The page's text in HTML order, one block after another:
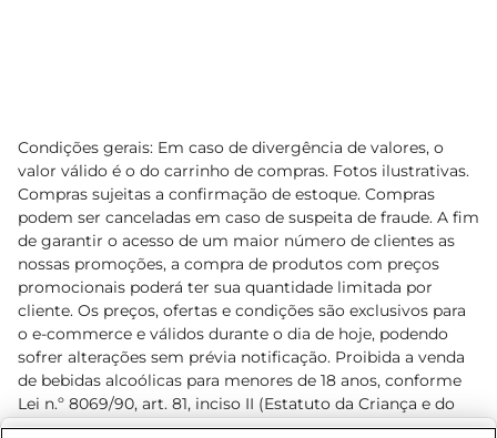
Condições gerais: Em caso de divergência de valores, o
valor válido é o do carrinho de compras. Fotos ilustrativas.
Compras sujeitas a confirmação de estoque. Compras
podem ser canceladas em caso de suspeita de fraude. A fim
de garantir o acesso de um maior número de clientes as
nossas promoções, a compra de produtos com preços
promocionais poderá ter sua quantidade limitada por
cliente. Os preços, ofertas e condições são exclusivos para
o e-commerce e válidos durante o dia de hoje, podendo
sofrer alterações sem prévia notificação. Proibida a venda
de bebidas alcoólicas para menores de 18 anos, conforme
Lei n.º 8069/90, art. 81, inciso II (Estatuto da Criança e do
Adolescente). Preços e condições exclusivos para o